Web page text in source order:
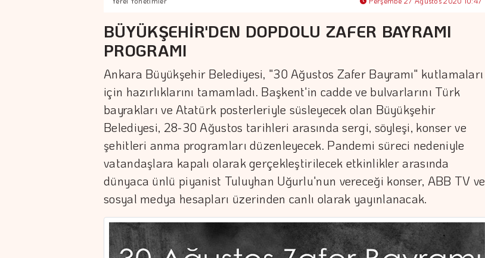
BÜYÜKŞEHİR'DEN DOPDOLU ZAFER BAYRAMI
PROGRAMI
Ankara Büyükşehir Belediyesi, "30 Ağustos Zafer Bayramı" kutlamaları
için hazırlıklarını tamamladı. Başkent'in cadde ve bulvarlarını Türk
bayrakları ve Atatürk posterleriyle süsleyecek olan Büyükşehir
Belediyesi, 28-30 Ağustos tarihleri arasında sergi, söyleşi, konser ve
şehitleri anma programları düzenleyecek. Pandemi süreci nedeniyle
vatandaşlara kapalı olarak gerçekleştirilecek etkinlikler arasında
dünyaca ünlü piyanist Tuluyhan Uğurlu'nun vereceği konser, ABB TV ve
sosyal medya hesapları üzerinden canlı olarak yayınlanacak.